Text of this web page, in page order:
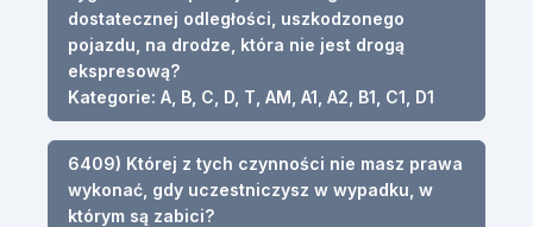
dostatecznej odległości, uszkodzonego
pojazdu, na drodze, która nie jest drogą
ekspresową?
Kategorie: A, B, C, D, T, AM, A1, A2, B1, C1, D1
6409) Której z tych czynności nie masz prawa
wykonać, gdy uczestniczysz w wypadku, w
którym są zabici?